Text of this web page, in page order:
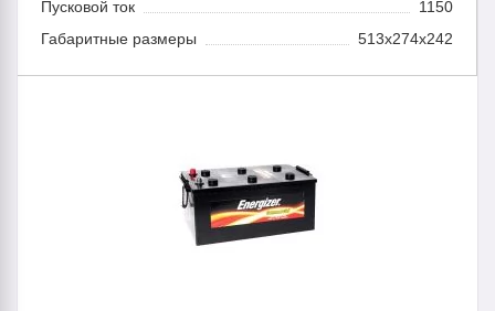
Пусковой ток
1150
Габаритные размеры
513х274х242